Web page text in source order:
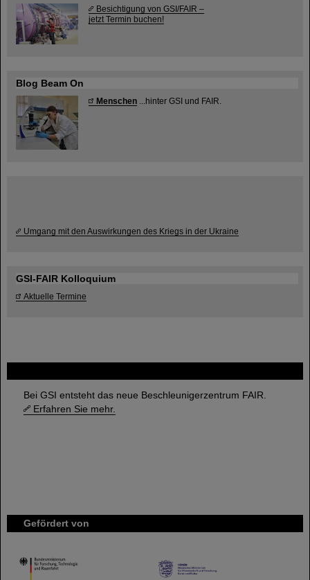
Bei GSI entsteht das neue Beschleunigerzentrum FAIR.
Erfahren Sie mehr.
Gefördert von
HMWK
Besichtigung von GSI/FAIR –
jetzt Termin buchen!
Blog Beam On
Menschen ...hinter GSI und FAIR.
Umgang mit den Auswirkungen des Kriegs in der Ukraine
GSI-FAIR Kolloquium
Aktuelle Termine